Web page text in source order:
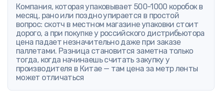
Компания, которая упаковывает 500-1000 коробок в
месяц, рано или поздно упирается в простой
вопрос: скотч в местном магазине упаковки стоит
дорого, а при покупке у российского дистрибьютора
цена падает незначительно даже при заказе
паллетами. Разница становится заметна только
тогда, когда начинаешь считать закупку у
производителя в Китае — там цена за метр ленты
может отличаться